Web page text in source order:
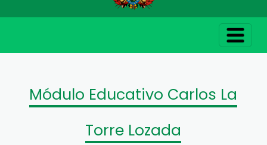
Módulo Educativo Carlos La
Torre Lozada